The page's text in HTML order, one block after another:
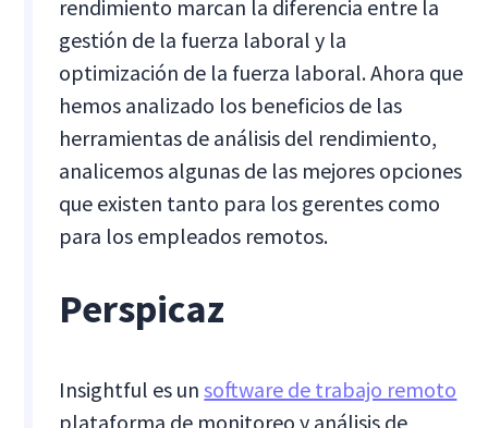
rendimiento marcan la diferencia entre la
gestión de la fuerza laboral y la
optimización de la fuerza laboral. Ahora que
hemos analizado los beneficios de las
herramientas de análisis del rendimiento,
analicemos algunas de las mejores opciones
que existen tanto para los gerentes como
para los empleados remotos.
Perspicaz
Insightful es unsoftware de trabajo remoto
plataforma de monitoreo y análisis de